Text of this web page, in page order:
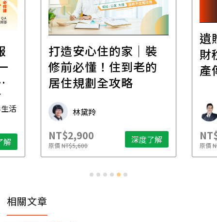
活
解
打造安心住的家｜裝
修前必懂！住到老的
居住規劃全攻略
林黛羚
NT$2,900
原價NT$5,600 深度了解
遺
財
產
原價
相關文章